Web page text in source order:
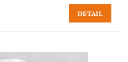
DETAIL